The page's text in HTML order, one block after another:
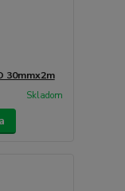
30mmx2m
Skladom